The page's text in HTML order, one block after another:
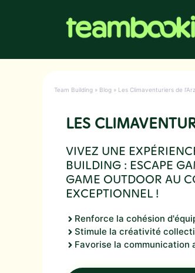
Team Building » Blog » Les Climaventuriers de
LES
VIVEZ UNE
BUILDING : ESCAPE
GAME OUTDOOR AU
EXCEPTIONNEL !
Renforce la cohésion
Stimule la créativité
Favorise la communication